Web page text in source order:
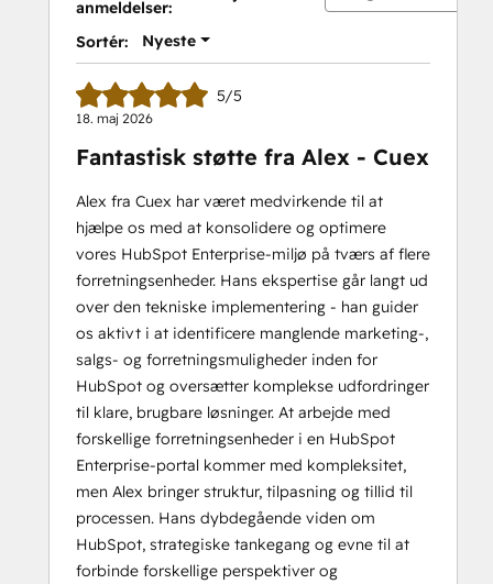
II
anmeldelser:
Sortér: Nyeste
5/5
18. maj 2026
Fantastisk støtte fra Alex - Cuex
Alex fra Cuex har været medvirkende til at
hjælpe os med at konsolidere og optimere
vores HubSpot Enterprise-miljø på tværs af flere
forretningsenheder. Hans ekspertise går langt ud
over den tekniske implementering - han guider
os aktivt i at identificere manglende marketing-,
salgs- og forretningsmuligheder inden for
HubSpot og oversætter komplekse udfordringer
til klare, brugbare løsninger. At arbejde med
forskellige forretningsenheder i en HubSpot
Enterprise-portal kommer med kompleksitet,
men Alex bringer struktur, tilpasning og tillid til
processen. Hans dybdegående viden om
HubSpot, strategiske tankegang og evne til at
forbinde forskellige perspektiver og